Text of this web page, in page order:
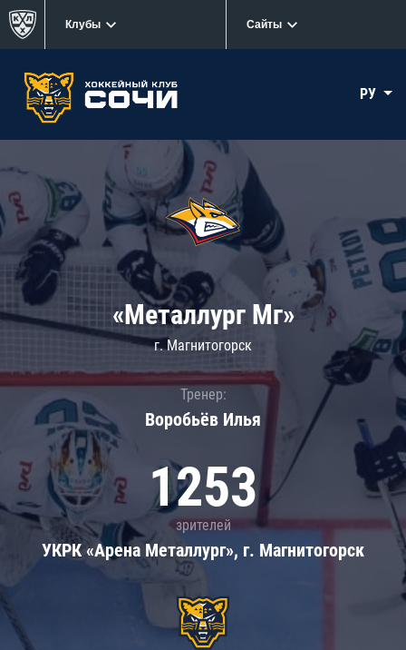
Клубы Сайты
РУ
«Металлург Мг»
г. Магнитогорск
Тренер:
Воробьёв Илья
1253
зрителей
УКРК «Арена Металлург», г. Магнитогорск